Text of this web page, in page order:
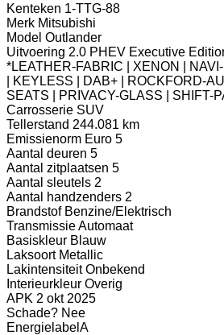
Kenteken 1-TTG-88
Merk Mitsubishi
Model Outlander
Uitvoering 2.0 PHEV Executive
*LEATHER-FABRIC | XENON |
| KEYLESS | DAB+ | ROCKFORD-
SEATS | PRIVACY-GLASS | SHIFT-
Carrosserie SUV
Tellerstand 244.081 km
Emissienorm Euro 5
Aantal deuren 5
Aantal zitplaatsen 5
Aantal sleutels 2
Aantal handzenders 2
Brandstof Benzine/Elektrisch
TransmissieAutomaat
Basiskleur Blauw
Laksoort Metallic
Lakintensiteit Onbekend
Interieurkleur Overig
APK 2 okt 2025
Schade? Nee
Energielabel A